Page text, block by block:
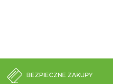
BEZPIECZNE ZAKUPY